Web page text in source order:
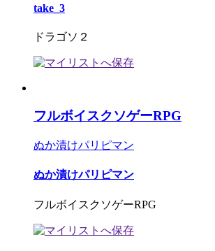
take_3
ドラゴソ２
フルボイスクソゲーRPG
ぬか漬けパリピマン
ぬか漬けパリピマン
フルボイスクソゲーRPG